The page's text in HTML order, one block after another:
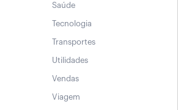
Saúde
Tecnologia
Transportes
Utilidades
Vendas
Viagem